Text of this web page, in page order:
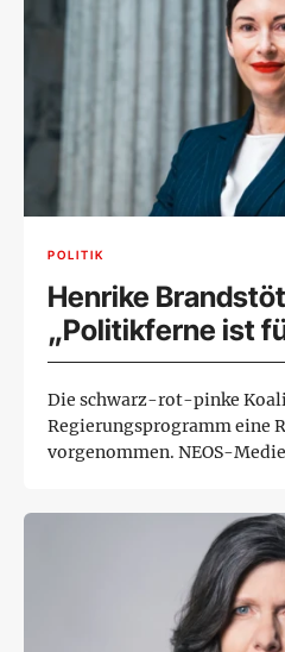
POLITIK
Henrike
„Politikferne ist
oberste Gebot“
Die schwarz-rot-pinke
Regierungsprogramm eine
vorgenommen. NEOS-